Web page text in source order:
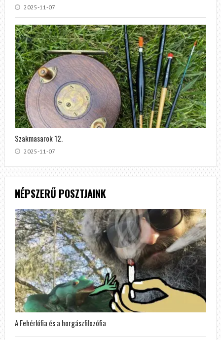
2025-11-07
Szakmasarok 12.
2025-11-07
NÉPSZERŰ POSZTJAINK
A Fehérlófia és a horgászfilozófia